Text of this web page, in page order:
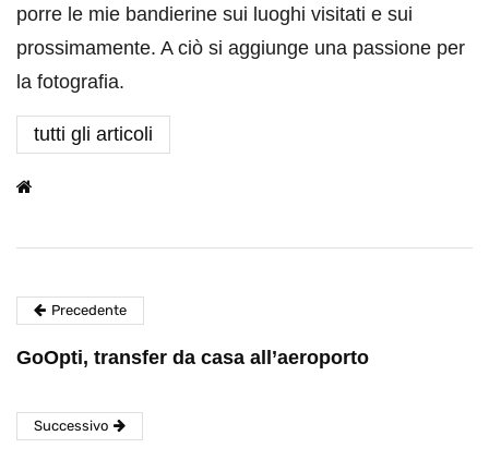
porre le mie bandierine sui luoghi visitati e sui
prossimamente. A ciò si aggiunge una passione per
la fotografia.
tutti gli articoli
Precedente
GoOpti, transfer da casa all’aeroporto
Successivo